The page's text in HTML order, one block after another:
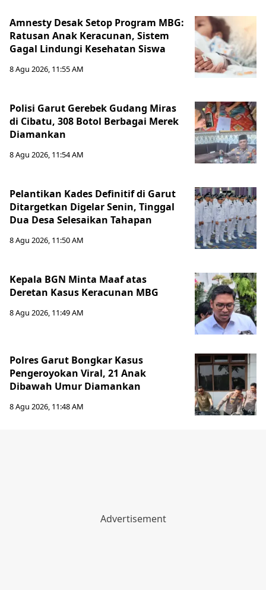
Amnesty Desak Setop Program MBG:
Ratusan Anak Keracunan, Sistem
Gagal Lindungi Kesehatan Siswa
8 Agu 2026, 11:55 AM
Polisi Garut Gerebek Gudang Miras
di Cibatu, 308 Botol Berbagai Merek
Diamankan
8 Agu 2026, 11:54 AM
Pelantikan Kades Definitif di Garut
Ditargetkan Digelar Senin, Tinggal
Dua Desa Selesaikan Tahapan
8 Agu 2026, 11:50 AM
Kepala BGN Minta Maaf atas
Deretan Kasus Keracunan MBG
8 Agu 2026, 11:49 AM
Polres Garut Bongkar Kasus
Pengeroyokan Viral, 21 Anak
Dibawah Umur Diamankan
8 Agu 2026, 11:48 AM